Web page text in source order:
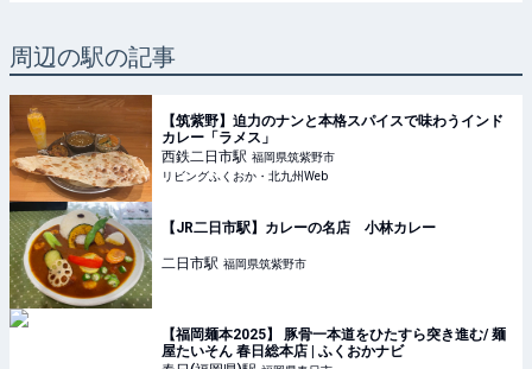
周辺の駅の記事
【筑紫野】迫力のナンと本格スパイスで味わうインド
カレー「ラメス」
西鉄二日市駅 福岡県筑紫野市
リビングふくおか・北九州Web
【JR二日市駅】カレーの名店 小林カレー
二日市駅 福岡県筑紫野市
【福岡麺本2025】 豚骨一本道をひたすら突き進む/ 麺
屋たいそん 春日総本店 | ふくおかナビ